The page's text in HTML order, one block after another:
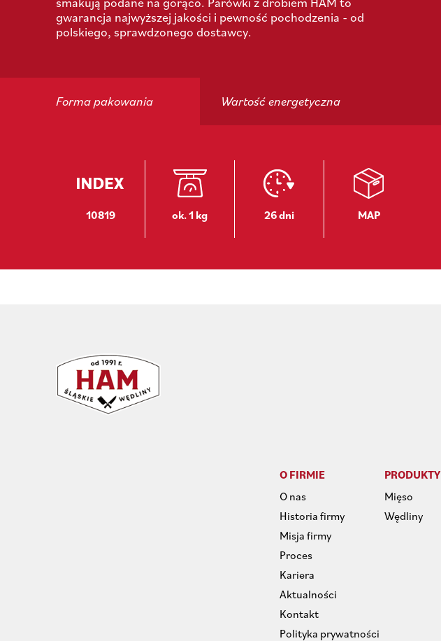
gwarancja najwyższej jakości i pewność pochodzenia - od
polskiego, sprawdzonego dostawcy.
Forma pakowania Wartość energetyczna
10819 ok. 1 kg 26 dni MAP
O FIRMIE
O nas
Historia firmy
Misja firmy
Proces
Kariera
Aktualności
Kontakt
Polityka prywatności
PRODUKTY
Mięso
Wędliny